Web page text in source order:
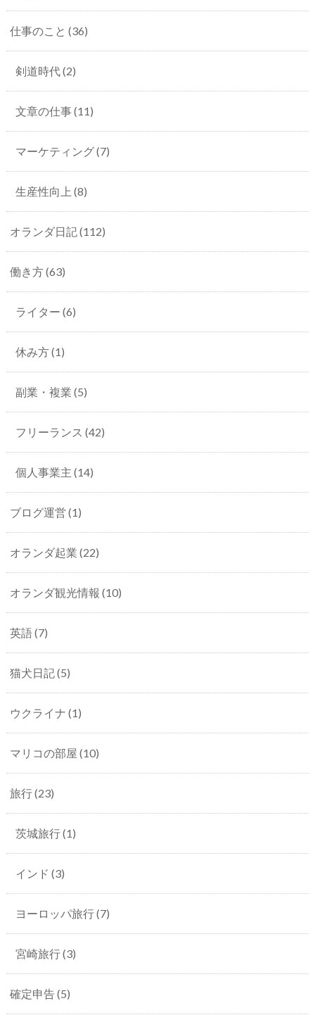
仕事のこと (36)
剣道時代(2)
文章の仕事(11)
マーケティング(7)
生産性向上 (8)
オランダ日記(112)
働き方(63)
ライター (6)
休み方(1)
副業・複業 (5)
フリーランス (42)
個人事業主 (14)
ブログ運営 (1)
オランダ起業 (22)
オランダ観光情報 (10)
英語(7)
猫犬日記(5)
ウクライナ (1)
マリコの部屋 (10)
旅行(23)
茨城旅行(1)
インド (3)
ヨーロッパ旅行(7)
宮崎旅行(3)
確定申告(5)